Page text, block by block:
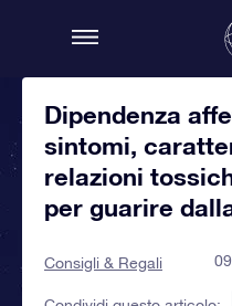
Dipendenza
sintomi,
relazioni
per guarire
Consigli & Regali